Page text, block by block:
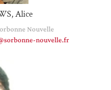
Alice
Nouvelle
nouvelle.fr